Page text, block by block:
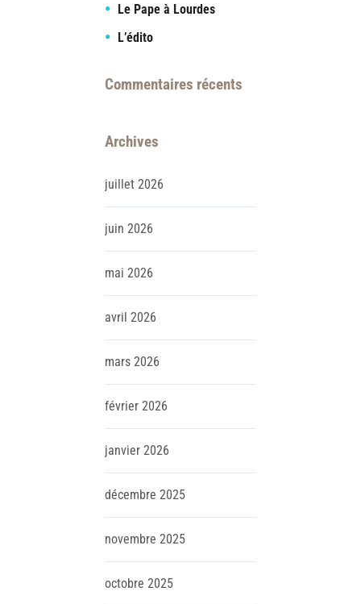
Le Pape à Lourdes
L’édito
Commentaires récents
Archives
juillet 2026
juin 2026
mai 2026
avril 2026
mars 2026
février 2026
janvier 2026
décembre 2025
novembre 2025
octobre 2025